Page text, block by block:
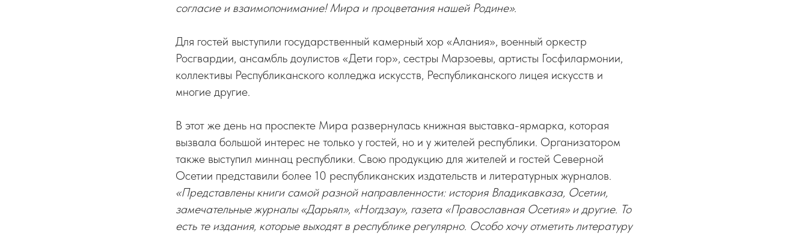
согласие и взаимопонимание! Мира и процветания нашей Родине».
Для гостей выступили государственный камерный хор «Алания», военный оркестр
Росгвардии, ансамбль доулистов «Дети гор», сестры Марзоевы, артисты Госфилармонии,
коллективы Республиканского колледжа искусств, Республиканского лицея искусств и
многие другие.
В этот же день на проспекте Мира развернулась книжная выставка-ярмарка, которая
вызвала большой интерес не только у гостей, но и у жителей республики. Организатором
также выступил миннац республики. Свою продукцию для жителей и гостей Северной
Осетии представили более 10 республиканских издательств и литературных журналов.
«Представлены книги самой разной направленности: история Владикавказа, Осетии,
замечательные журналы «Дарьял», «Ногдзау», газета «Православная Осетия» и другие. То
есть те издания, которые выходят в республике регулярно. Особо хочу отметить литературу